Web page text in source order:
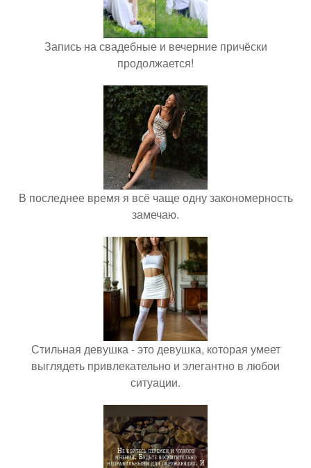
Запись на свадебные и вечерние причёски
продолжается!
В последнее время я всё чаще одну закономерность
замечаю.
Стильная девушка - это девушка, которая умеет
выглядеть привлекательно и элегантно в любои
ситуации.